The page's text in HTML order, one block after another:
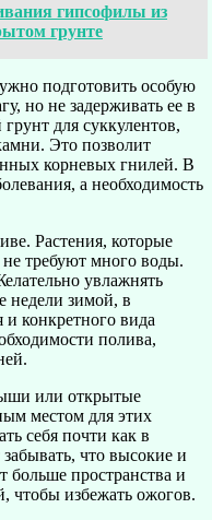
гипсофилы из
грунте
подготовить особую
но не задерживать ее в
для суккулентов,
Это позволит
корневых гнилей. В
а необходимость
Растения, которые
требуют много воды.
увлажнять
недели зимой, в
конкретного вида
полива,
или открытые
местом для этих
себя почти как в
что высокие и
больше пространства и
чтобы избежать ожогов.